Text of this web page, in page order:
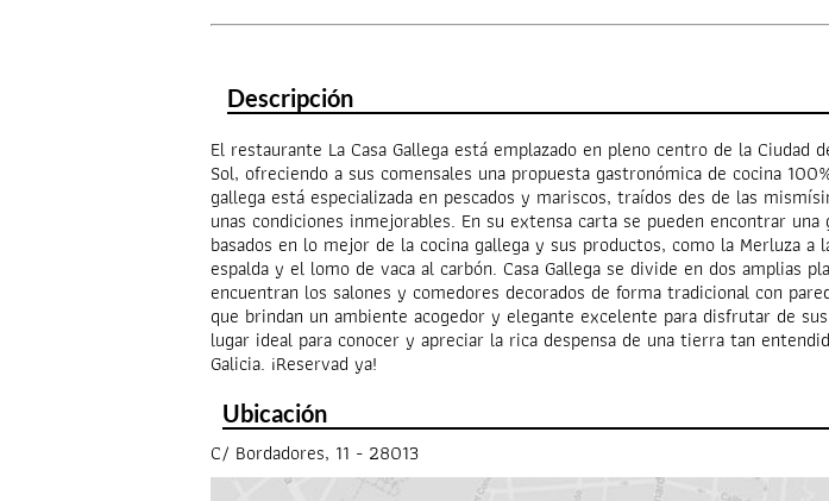
Descripción
El restaurante La Casa Gallega está emplazado en pleno centro de la Ciudad
Sol, ofreciendo a sus comensales una propuesta gastronómica de cocina
gallega está especializada en pescados y mariscos, traídos des de las
unas condiciones inmejorables. En su extensa carta se pueden encontrar
basados en lo mejor de la cocina gallega y sus productos, como la Merluza a
espalda y el lomo de vaca al carbón. Casa Gallega se divide en dos amplias
encuentran los salones y comedores decorados de forma tradicional con
que brindan un ambiente acogedor y elegante excelente para disfrutar de
lugar ideal para conocer y apreciar la rica despensa de una tierra tan
Galicia. ¡Reservad ya!
Ubicación
C/ Bordadores, 11 - 28013